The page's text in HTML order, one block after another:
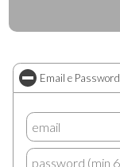
Email e Password